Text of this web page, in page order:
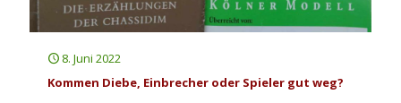
8. Juni 2022
Kommen Diebe, Einbrecher oder Spieler gut weg?